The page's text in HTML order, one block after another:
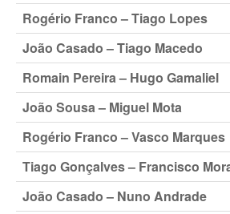
Torneio Super Jovem V
Torneio Jovens Esperanças VI
Lumiar Open XIII
1ª Experiência de Ténis
Masters Jaguar Automóveis Lisboa
Lumiar Kids Cup XIV
Lumiar Kids Open XIV
Rogério Franco – Tiago Lopes
João Casado – Tiago Macedo
Romain Pereira – Hugo Gamaliel
João Sousa – Miguel Mota
Rogério Franco – Vasco Marques
Tiago Gonçalves – Francisco
João Casado – Nuno Andrade